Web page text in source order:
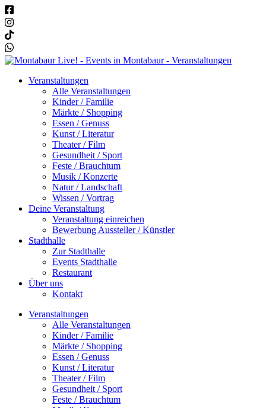
Veranstaltungen
Alle Veranstaltungen
Kinder / Familie
Märkte / Shopping
Essen / Genuss
Kunst / Literatur
Theater / Film
Gesundheit / Sport
Feste / Brauchtum
Musik / Konzerte
Natur / Landschaft
Wissen / Vortrag
Deine Veranstaltung
Veranstaltung einreichen
Bewerbung Aussteller / Künstler
Stadthalle
Zur Stadthalle
Events Stadthalle
Restaurant
Über uns
Kontakt
Veranstaltungen
Alle Veranstaltungen
Kinder / Familie
Märkte / Shopping
Essen / Genuss
Kunst / Literatur
Theater / Film
Gesundheit / Sport
Feste / Brauchtum